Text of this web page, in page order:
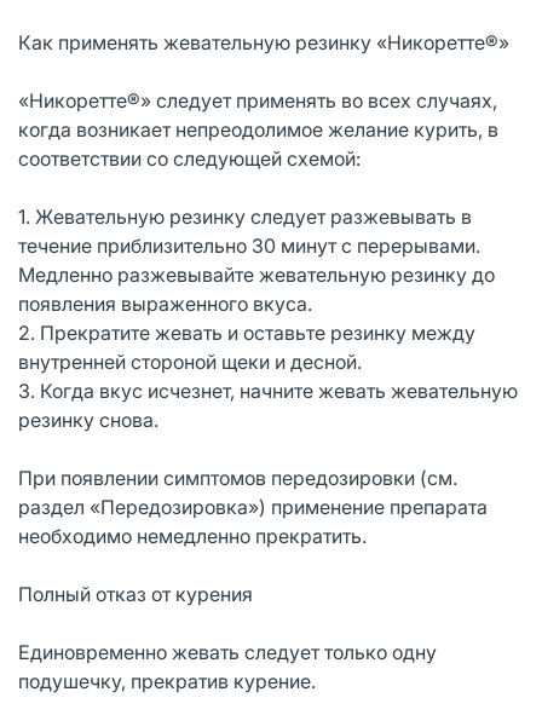
Как применять жевательную резинку «Никоретте®»
«Никоретте®» следует применять во всех случаях,
когда возникает непреодолимое желание курить, в
соответствии со следующей схемой:
1. Жевательную резинку следует разжевывать в
течение приблизительно 30 минут с перерывами.
Медленно разжевывайте жевательную резинку до
появления выраженного вкуса.
2. Прекратите жевать и оставьте резинку между
внутренней стороной щеки и десной.
3. Когда вкус исчезнет, начните жевать жевательную
резинку снова.
При появлении симптомов передозировки (см.
раздел «Передозировка») применение препарата
необходимо немедленно прекратить.
Полный отказ от курения
Единовременно жевать следует только одну
подушечку, прекратив курение.